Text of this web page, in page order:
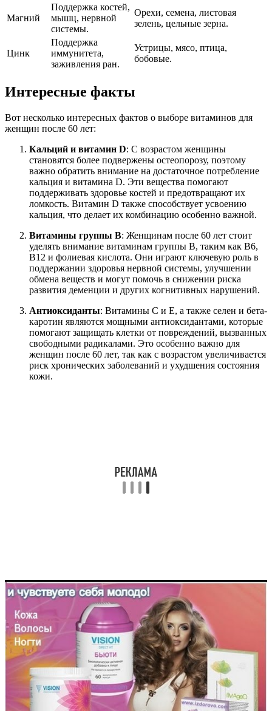
Магний
Поддержка костей,
мышц, нервной
системы.
Орехи, семена, листовая
зелень, цельные зерна.
Цинк
Поддержка
иммунитета,
заживления ран.
Устрицы, мясо, птица,
бобовые.
Интересные факты
Вот несколько интересных фактов о выборе витаминов для
женщин после 60 лет:
Кальций и витамин D: С возрастом женщины
становятся более подвержены остеопорозу, поэтому
важно обратить внимание на достаточное потребление
кальция и витамина D. Эти вещества помогают
поддерживать здоровье костей и предотвращают их
ломкость. Витамин D также способствует усвоению
кальция, что делает их комбинацию особенно важной.
Витамины группы B: Женщинам после 60 лет стоит
уделять внимание витаминам группы B, таким как B6,
B12 и фолиевая кислота. Они играют ключевую роль в
поддержании здоровья нервной системы, улучшении
обмена веществ и могут помочь в снижении риска
развития деменции и других когнитивных нарушений.
Антиоксиданты: Витамины C и E, а также селен и бета-
каротин являются мощными антиоксидантами, которые
помогают защищать клетки от повреждений, вызванных
свободными радикалами. Это особенно важно для
женщин после 60 лет, так как с возрастом увеличивается
риск хронических заболеваний и ухудшения состояния
кожи.